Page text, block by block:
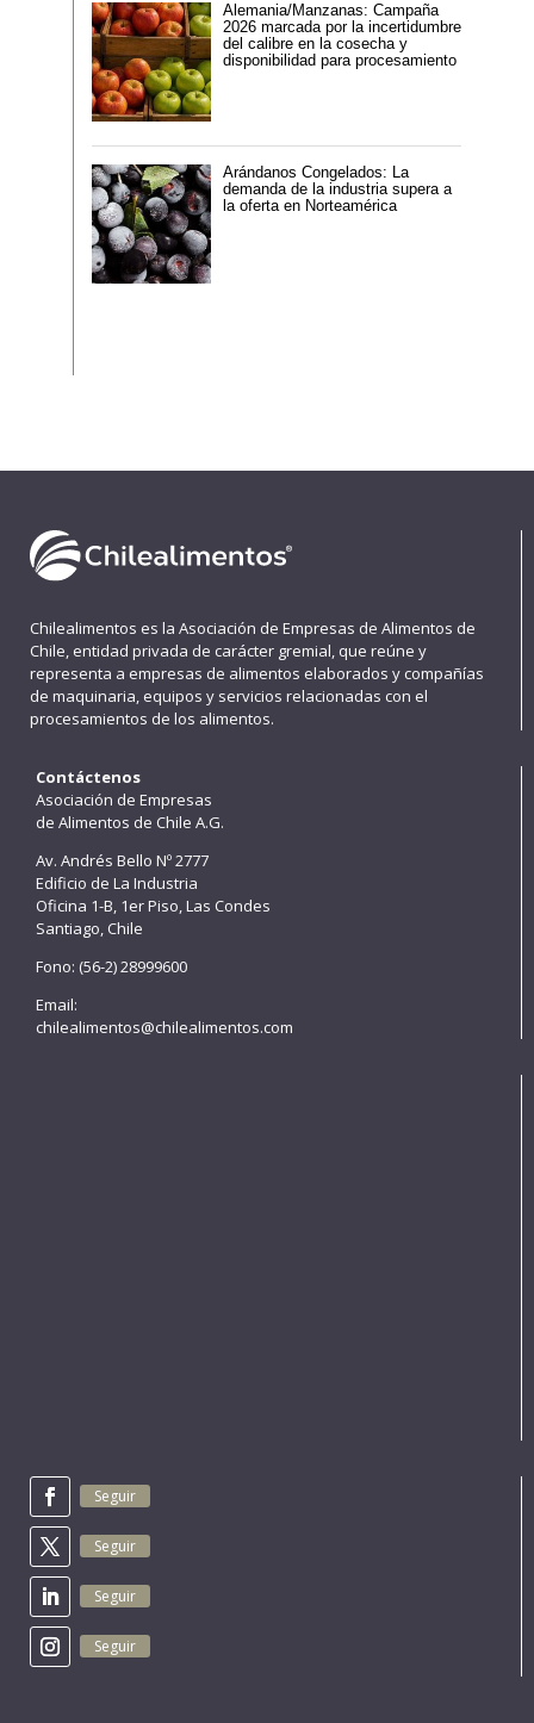
Alemania/Manzanas: Campaña
2026 marcada por la incertidumbre
del calibre en la cosecha y
disponibilidad para procesamiento
Arándanos Congelados: La
demanda de la industria supera a
la oferta en Norteamérica
Chilealimentos es la Asociación de Empresas de Alimentos de
Chile, entidad privada de carácter gremial, que reúne y
representa a empresas de alimentos elaborados y compañías
de maquinaria, equipos y servicios relacionadas con el
procesamientos de los alimentos.
Contáctenos
Asociación de Empresas
de Alimentos de Chile A.G.
Av. Andrés Bello Nº 2777
Edificio de La Industria
Oficina 1-B, 1er Piso, Las Condes
Santiago, Chile
Fono: (56-2) 28999600
Email:
chilealimentos@chilealimentos.com
Seguir
Seguir
Seguir
Seguir